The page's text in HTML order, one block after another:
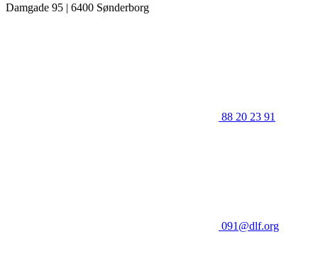
Damgade 95 | 6400 Sønderborg
88 20 23 91
091@dlf.org